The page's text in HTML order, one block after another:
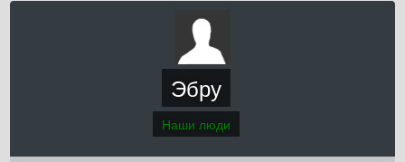
Эбру
Наши люди